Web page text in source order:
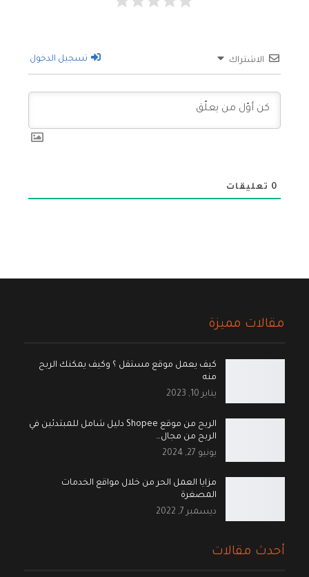
الاشتراك تسجيل الدخول
0 تعليقات
مقالات مميزة
كيف يعمل موقع مستقل ؟ وكيف يمكنك الربح
منه
يناير 10, 2023
الربح من موقع Shopee دليل شامل للمبتدئين في
الربح من مجال…
يونيو 27, 2024
مزايا العمل الحر من خلال مواقع الخدمات
المصغرة
ديسمبر 7, 2022
أحدث مقالات